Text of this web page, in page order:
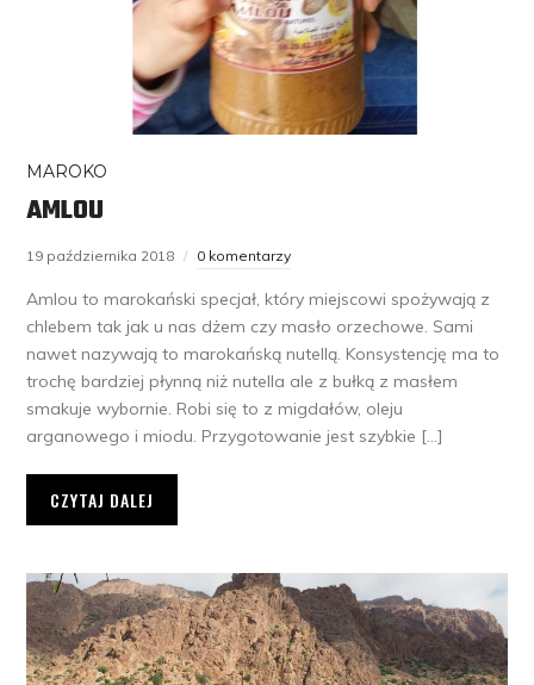
MAROKO
AMLOU
19 października 2018 0 komentarzy
Amlou to marokański specjał, który miejscowi spożywają z
chlebem tak jak u nas dżem czy masło orzechowe. Sami
nawet nazywają to marokańską nutellą. Konsystencję ma to
trochę bardziej płynną niż nutella ale z bułką z masłem
smakuje wybornie. Robi się to z migdałów, oleju
arganowego i miodu. Przygotowanie jest szybkie […]
CZYTAJ DALEJ